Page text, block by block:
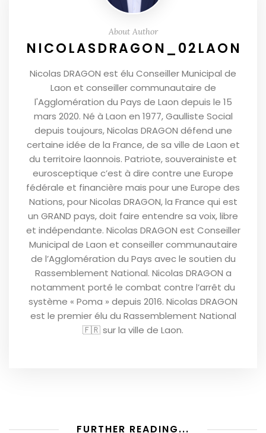
About Author
NICOLASDRAGON_02LAON
Nicolas DRAGON est élu Conseiller Municipal de
Laon et conseiller communautaire de
l'Agglomération du Pays de Laon depuis le 15
mars 2020. Né à Laon en 1977, Gaulliste Social
depuis toujours, Nicolas DRAGON défend une
certaine idée de la France, de sa ville de Laon et
du territoire laonnois. Patriote, souverainiste et
eurosceptique c’est à dire contre une Europe
fédérale et financière mais pour une Europe des
Nations, pour Nicolas DRAGON, la France qui est
un GRAND pays, doit faire entendre sa voix, libre
et indépendante. Nicolas DRAGON est Conseiller
Municipal de Laon et conseiller communautaire
de l’Agglomération du Pays avec le soutien du
Rassemblement National. Nicolas DRAGON a
notamment porté le combat contre l’arrêt du
système « Poma » depuis 2016. Nicolas DRAGON
est le premier élu du Rassemblement National
🇫🇷 sur la ville de Laon.
FURTHER READING...